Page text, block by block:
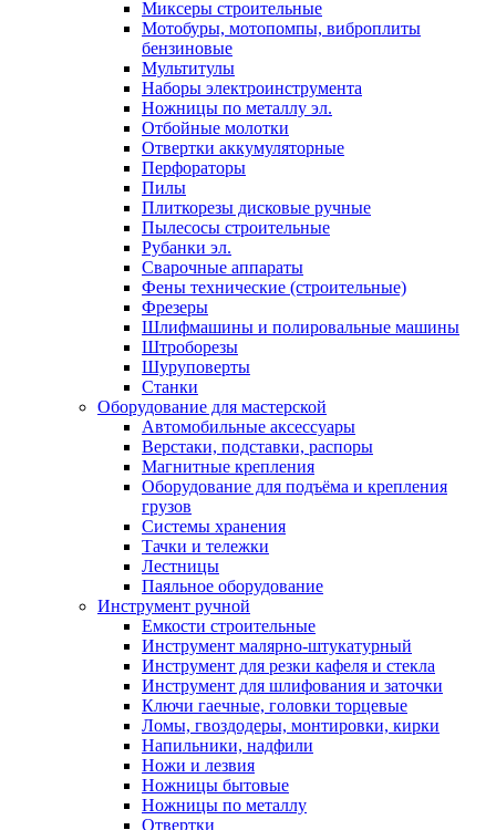
Миксеры строительные
Мотобуры, мотопомпы, виброплиты
бензиновые
Мультитулы
Наборы электроинструмента
Ножницы по металлу эл.
Отбойные молотки
Отвертки аккумуляторные
Перфораторы
Пилы
Плиткорезы дисковые ручные
Пылесосы строительные
Рубанки эл.
Сварочные аппараты
Фены технические (строительные)
Фрезеры
Шлифмашины и полировальные машины
Штроборезы
Шуруповерты
Станки
Оборудование для мастерской
Автомобильные аксессуары
Верстаки, подставки, распоры
Магнитные крепления
Оборудование для подъёма и крепления
грузов
Системы хранения
Тачки и тележки
Лестницы
Паяльное оборудование
Инструмент ручной
Емкости строительные
Инструмент малярно-штукатурный
Инструмент для резки кафеля и стекла
Инструмент для шлифования и заточки
Ключи гаечные, головки торцевые
Ломы, гвоздодеры, монтировки, кирки
Напильники, надфили
Ножи и лезвия
Ножницы бытовые
Ножницы по металлу
Отвертки